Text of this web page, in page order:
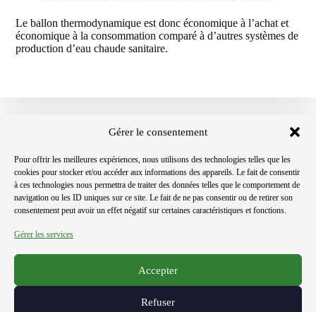
Gérer le consentement
Pour offrir les meilleures expériences, nous utilisons des technologies telles que les
cookies pour stocker et/ou accéder aux informations des appareils. Le fait de consentir
à ces technologies nous permettra de traiter des données telles que le comportement de
navigation ou les ID uniques sur ce site. Le fait de ne pas consentir ou de retirer son
consentement peut avoir un effet négatif sur certaines caractéristiques et fonctions.
Gérer les services
Accepter
Refuser
Le ballon thermodynamique est donc économique à l’achat et
économique à la consommation comparé à d’autres systèmes de
production d’eau chaude sanitaire.
2 Rue Ettore Bugatti 67201 Eckbolsheim • Tél. : 03 90